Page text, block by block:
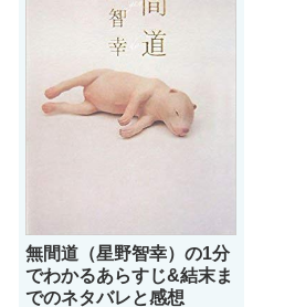
無間道（星野智幸）の1分
でわかるあらすじ&結末ま
でのネタバレと感想